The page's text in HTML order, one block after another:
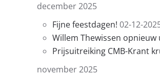
december 2025
Fijne feestdagen! 02-12-
Willem Thewissen
Prijsuitreiking CMB-Krant
november 2025